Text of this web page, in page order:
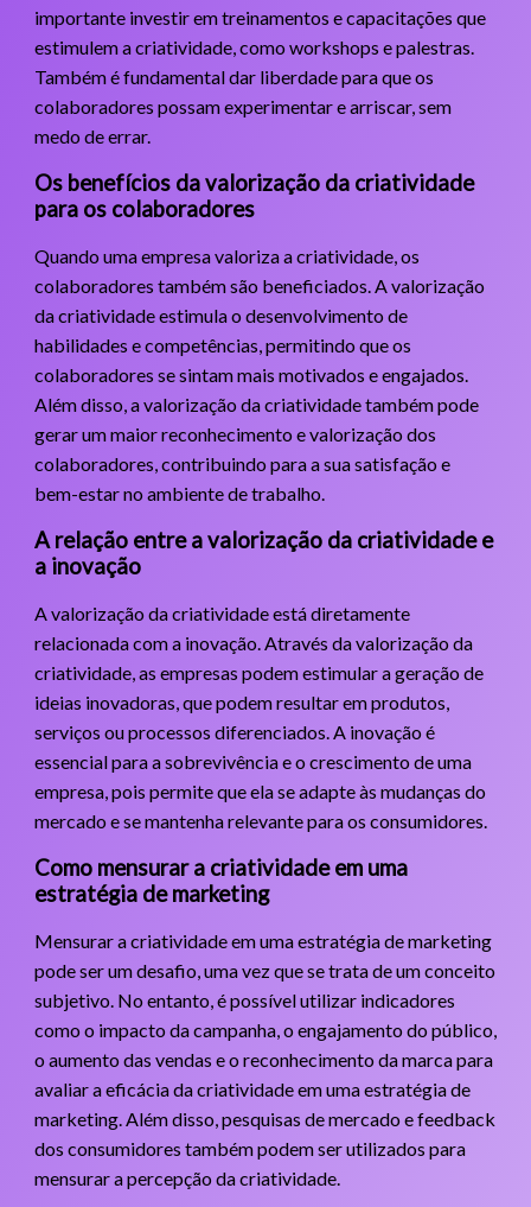
importante investir em treinamentos e capacitações que
estimulem a criatividade, como workshops e palestras.
Também é fundamental dar liberdade para que os
colaboradores possam experimentar e arriscar, sem
medo de errar.
Os benefícios da valorização da criatividade
para os colaboradores
Quando uma empresa valoriza a criatividade, os
colaboradores também são beneficiados. A valorização
da criatividade estimula o desenvolvimento de
habilidades e competências, permitindo que os
colaboradores se sintam mais motivados e engajados.
Além disso, a valorização da criatividade também pode
gerar um maior reconhecimento e valorização dos
colaboradores, contribuindo para a sua satisfação e
bem-estar no ambiente de trabalho.
A relação entre a valorização da criatividade e
a inovação
A valorização da criatividade está diretamente
relacionada com a inovação. Através da valorização da
criatividade, as empresas podem estimular a geração de
ideias inovadoras, que podem resultar em produtos,
serviços ou processos diferenciados. A inovação é
essencial para a sobrevivência e o crescimento de uma
empresa, pois permite que ela se adapte às mudanças do
mercado e se mantenha relevante para os consumidores.
Como mensurar a criatividade em uma
estratégia de marketing
Mensurar a criatividade em uma estratégia de marketing
pode ser um desafio, uma vez que se trata de um conceito
subjetivo. No entanto, é possível utilizar indicadores
como o impacto da campanha, o engajamento do público,
o aumento das vendas e o reconhecimento da marca para
avaliar a eficácia da criatividade em uma estratégia de
marketing. Além disso, pesquisas de mercado e feedback
dos consumidores também podem ser utilizados para
mensurar a percepção da criatividade.